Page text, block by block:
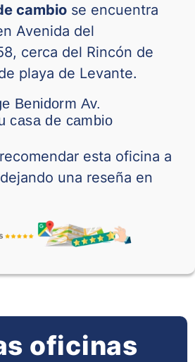
cambio se encuentra
Avenida del
cerca del Rincón de
playa de Levante.
Benidorm Av.
casa de cambio
esta oficina a
una reseña en
oficinas